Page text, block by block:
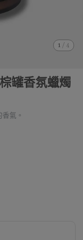
1 / 4
罐香氛蠟燭
氣。